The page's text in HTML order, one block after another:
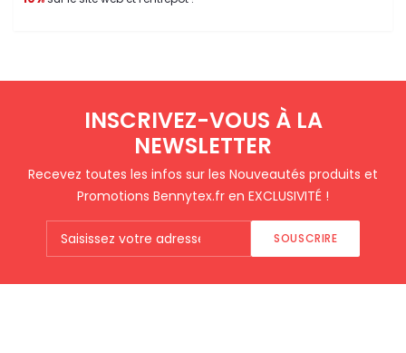
INSCRIVEZ-VOUS À LA
NEWSLETTER
Recevez toutes les infos sur les Nouveautés produits et
Promotions Bennytex.fr en EXCLUSIVITÉ !
SOUSCRIRE